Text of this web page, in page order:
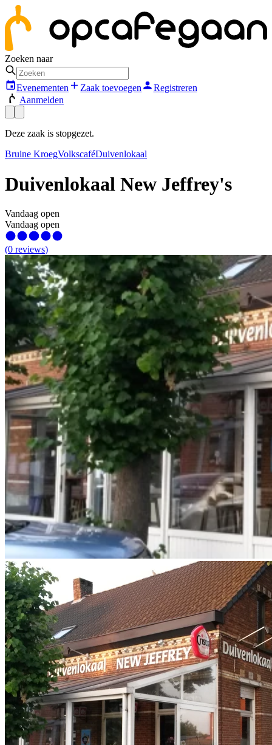
Zoeken naar
Evenementen Zaak toevoegen
Registreren
Aanmelden
Deze zaak is stopgezet.
Bruine KroegVolkscaféDuivenlokaal
Duivenlokaal New Jeffrey's
Vandaag open
Vandaag open
(0 reviews)